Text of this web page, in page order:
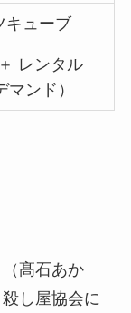
キューブ
レンタル
マンド）
髙石あか
し屋協会に